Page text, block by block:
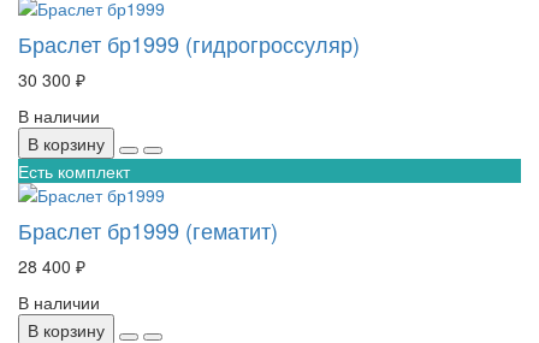
Браслет бр1999 (гидрогроссуляр)
30 300 ₽
В наличии
В корзину
Есть комплект
Браслет бр1999 (гематит)
28 400 ₽
В наличии
В корзину